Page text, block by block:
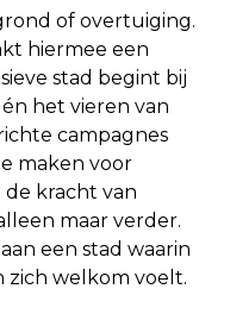
of overtuiging.
hiermee een
stad begint bij
het vieren van
campagnes
maken voor
kracht van
maar verder.
een stad waarin
zich welkom voelt.